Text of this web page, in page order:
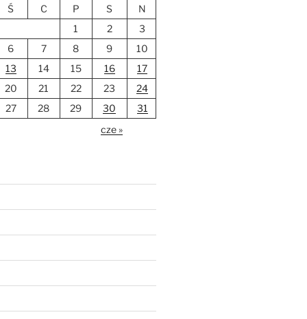
Ś
C P S
N
1
2
3
6
7 8 9
10
13
14 15 16
17
20
21 22 23
24
27
28 29 30
31
cze »